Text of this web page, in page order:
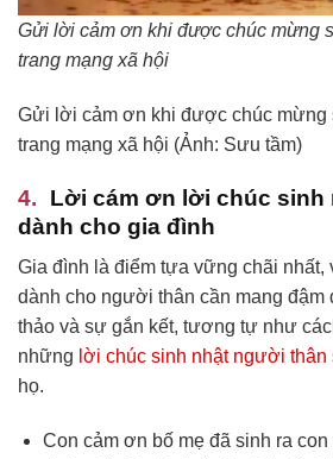
Gửi lời cảm ơn khi được chúc mừng
trang mạng xã hội
Gửi lời cảm ơn khi được chúc mừng
trang mạng xã hội (Ảnh: Sưu tầm)
Lời cám ơn lời chúc sinh
dành cho gia đình
Gia đình là điểm tựa vững chãi nhất,
dành cho người thân cần mang đậm
thảo và sự gắn kết, tương tự như
những lời chúc sinh nhật người thân
họ.
Con cảm ơn bố mẹ đã sinh ra